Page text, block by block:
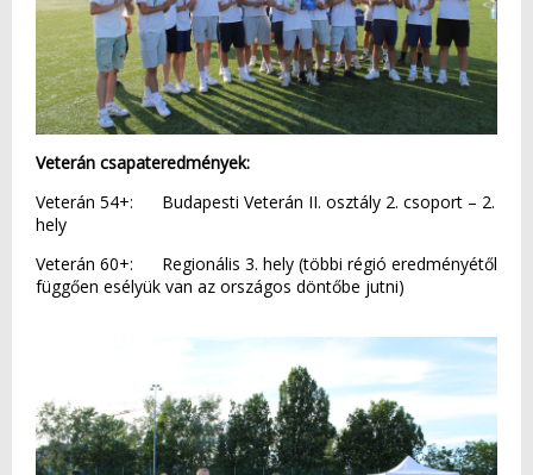
Veterán csapateredmények:
Veterán 54+: Budapesti Veterán II. osztály 2. csoport – 2.
hely
Veterán 60+: Regionális 3. hely (többi régió eredményétől
függően esélyük van az országos döntőbe jutni)